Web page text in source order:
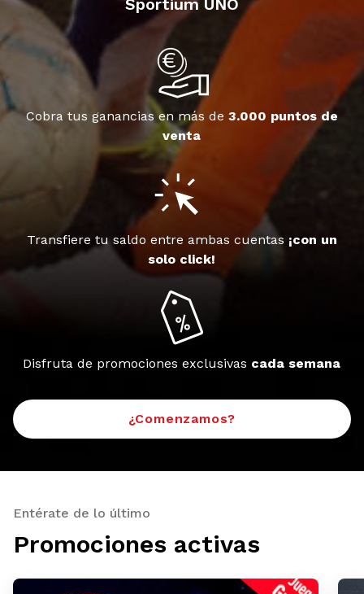
Sportium UNO
Cobra tus ganancias en más de 3.000 puntos de
venta
Transfiere tu saldo entre ambas cuentas ¡con un
solo click!
Disfruta de promociones exclusivas cada semana
¿Comenzamos?
Entérate de lo último
Promociones activas